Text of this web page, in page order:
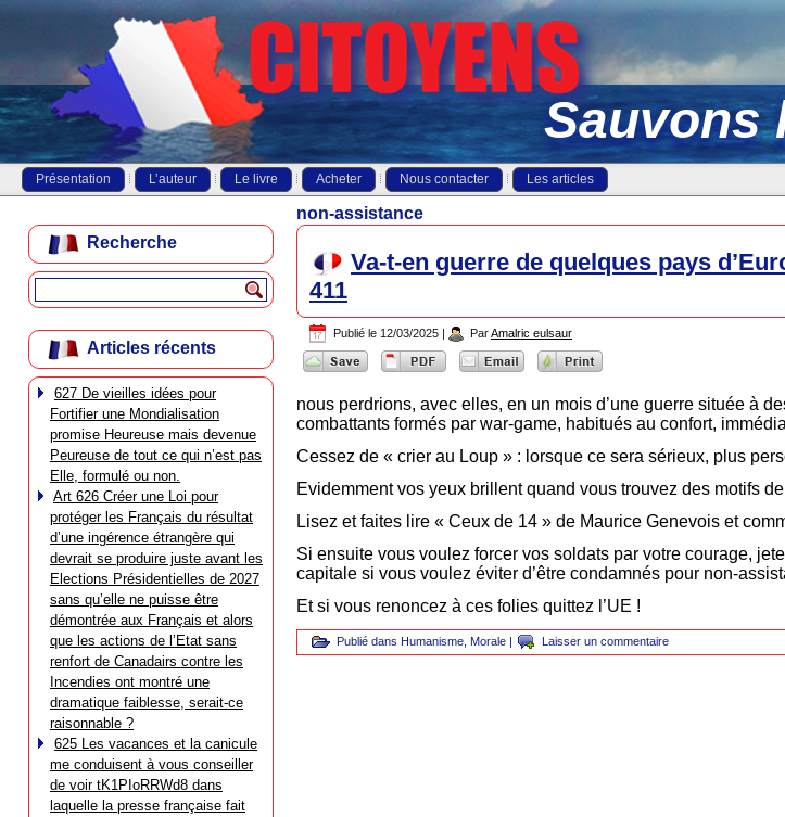
Sauvons
Présentation L’auteur Le livre Acheter Nous contacter Les articles
Recherche
Articles récents
627 De vieilles idées pour
Fortifier une Mondialisation
promise Heureuse mais devenue
Peureuse de tout ce qui n’est pas
Elle, formulé ou non.
Art 626 Créer une Loi pour
protéger les Français du résultat
d’une ingérence étrangère qui
devrait se produire juste avant les
Elections Présidentielles de 2027
sans qu’elle ne puisse être
démontrée aux Français et alors
que les actions de l’Etat sans
renfort de Canadairs contre les
Incendies ont montré une
dramatique faiblesse, serait-ce
raisonnable ?
625 Les vacances et la canicule
me conduisent à vous conseiller
de voir tK1PIoRRWd8 dans
laquelle la presse française fait
non-assistance
Va-t-en guerre de quelques pays
411
Publié le 12/03/2025 | ParAmalric eulsaur
nous perdrions, avec elles, en un mois d’une guerre située à
combattants formés par war-game, habitués au confort,
Cessez de « crier au Loup » : lorsque ce sera sérieux, plus
Evidemment vos yeux brillent quand vous trouvez des motifs
Lisez et faites lire « Ceux de 14 » de Maurice Genevois et
Si ensuite vous voulez forcer vos soldats par votre courage,
capitale si vous voulez éviter d’être condamnés pour non-
Et si vous renoncez à ces folies quittez l’UE !
Publié dans Humanisme Morale | Laisser un commentaire